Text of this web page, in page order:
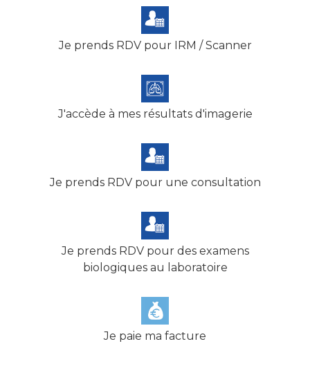
Je prends RDV pour IRM / Scanner
J'accède à mes résultats d'imagerie
Je prends RDV pour une consultation
Je prends RDV pour des examens
biologiques au laboratoire
Je paie ma facture